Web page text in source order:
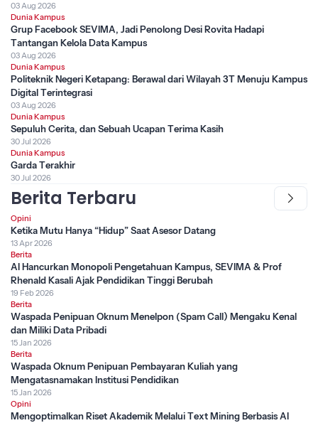
03 Aug 2026
Dunia Kampus
Grup Facebook SEVIMA, Jadi Penolong Desi Rovita Hadapi
Tantangan Kelola Data Kampus
03 Aug 2026
Dunia Kampus
Politeknik Negeri Ketapang: Berawal dari Wilayah 3T Menuju Kampus
Digital Terintegrasi
03 Aug 2026
Dunia Kampus
Sepuluh Cerita, dan Sebuah Ucapan Terima Kasih
30 Jul 2026
Dunia Kampus
Garda Terakhir
30 Jul 2026
Berita Terbaru
Opini
Ketika Mutu Hanya “Hidup” Saat Asesor Datang
13 Apr 2026
Berita
AI Hancurkan Monopoli Pengetahuan Kampus, SEVIMA & Prof
Rhenald Kasali Ajak Pendidikan Tinggi Berubah
19 Feb 2026
Berita
Waspada Penipuan Oknum Menelpon (Spam Call) Mengaku Kenal
dan Miliki Data Pribadi
15 Jan 2026
Berita
Waspada Oknum Penipuan Pembayaran Kuliah yang
Mengatasnamakan Institusi Pendidikan
15 Jan 2026
Opini
Mengoptimalkan Riset Akademik Melalui Text Mining Berbasis AI